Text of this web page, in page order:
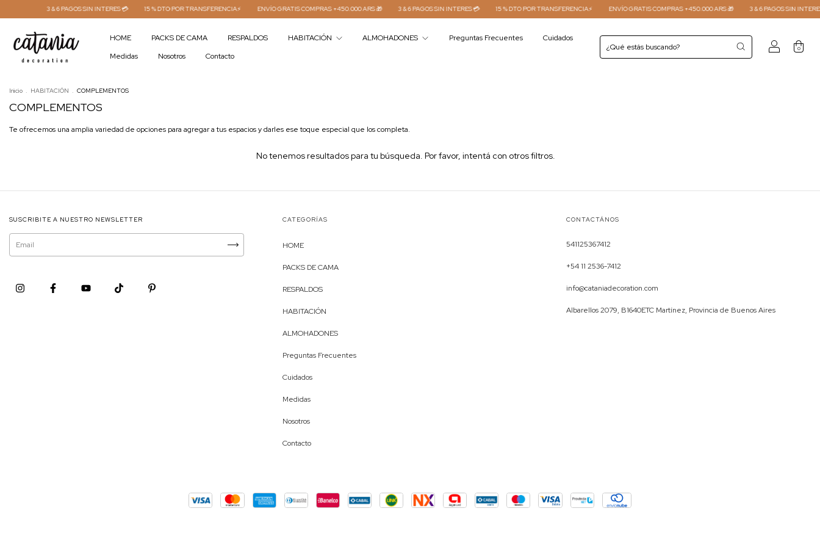
3 & 6 PAGOS SIN INTERES 💳 15 % DTO POR TRANSFERENCIA⚡ ENVÍO GRATIS COMPRAS +450.000 ARS 🎁 3 & 6 PAGOS SIN INTERES 💳 15 % DTO POR TRANSFERENCIA⚡ ENVÍO GRATIS COMPRAS +450.000 ARS 🎁 3 & 6 PAGOS SIN INTERES
HOME PACKS DE CAMA RESPALDOS HABITACIÓN ALMOHADONES Preguntas Frecuentes
Cuidados
Medidas
Nosotros Contacto
0
Inicio . HABITACIÓN . COMPLEMENTOS
COMPLEMENTOS
Te ofrecemos una amplia variedad de opciones para agregar a tus espacios y darles ese toque especial que los completa.
No tenemos resultados para tu búsqueda. Por favor, intentá con otros filtros.
SUSCRIBITE A NUESTRO NEWSLETTER CATEGORÍAS
HOME
PACKS DE CAMA
RESPALDOS
HABITACIÓN
ALMOHADONES
Preguntas Frecuentes
Cuidados
Medidas
Nosotros
Contacto
CONTACTÁNOS
541125367412
+54 11 2536-7412
info@cataniadecoration.com
Albarellos 2079, B1640ETC Martínez, Provincia de Buenos Aires